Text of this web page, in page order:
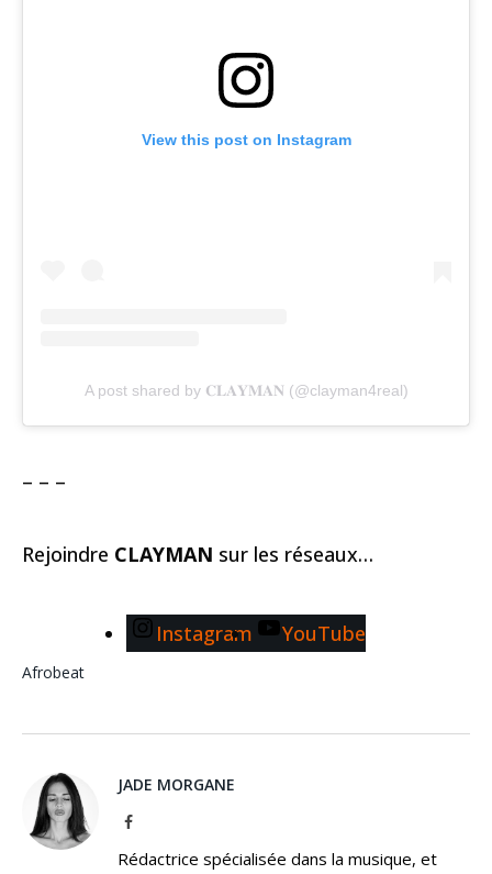
View this post on Instagram
A post shared by 𝐂𝐋𝐀𝐘𝐌𝐀𝐍 (@clayman4real)
– – –
Rejoindre CLAYMAN sur les réseaux…
Instagram YouTube
Afrobeat
JADE MORGANE
Facebook
Rédactrice spécialisée dans la musique, et